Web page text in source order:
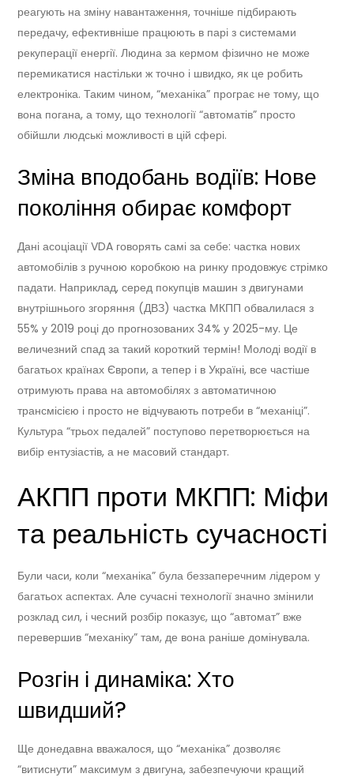
реагують на зміну навантаження, точніше підбирають
передачу, ефективніше працюють в парі з системами
рекуперації енергії. Людина за кермом фізично не може
перемикатися настільки ж точно і швидко, як це робить
електроніка. Таким чином, “механіка” програє не тому, що
вона погана, а тому, що технології “автоматів” просто
обійшли людські можливості в цій сфері.
Зміна вподобань водіїв: Нове
покоління обирає комфорт
Дані асоціації VDA говорять самі за себе: частка нових
автомобілів з ручною коробкою на ринку продовжує стрімко
падати. Наприклад, серед покупців машин з двигунами
внутрішнього згоряння (ДВЗ) частка МКПП обвалилася з
55% у 2019 році до прогнозованих 34% у 2025-му. Це
величезний спад за такий короткий термін! Молоді водії в
багатьох країнах Європи, а тепер і в Україні, все частіше
отримують права на автомобілях з автоматичною
трансмісією і просто не відчувають потреби в “механіці”.
Культура “трьох педалей” поступово перетворюється на
вибір ентузіастів, а не масовий стандарт.
АКПП проти МКПП: Міфи
та реальність сучасності
Були часи, коли “механіка” була беззаперечним лідером у
багатьох аспектах. Але сучасні технології значно змінили
розклад сил, і чесний розбір показує, що “автомат” вже
перевершив “механіку” там, де вона раніше домінувала.
Розгін і динаміка: Хто
швидший?
Ще донедавна вважалося, що “механіка” дозволяє
“витиснути” максимум з двигуна, забезпечуючи кращий